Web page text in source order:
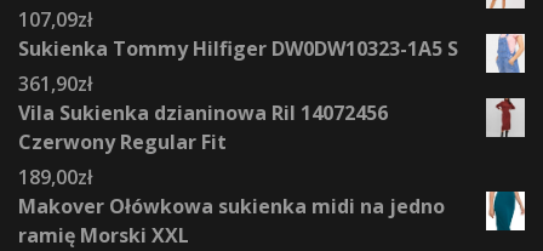
107,09zł
Sukienka Tommy Hilfiger DW0DW10323-1A5 S
361,90zł
Vila Sukienka dzianinowa Ril 14072456
Czerwony Regular Fit
189,00zł
Makover Ołówkowa sukienka midi na jedno
ramię Morski XXL